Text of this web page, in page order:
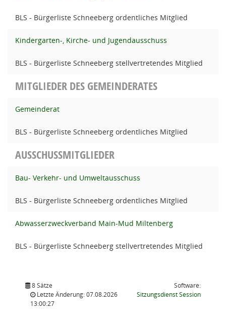
BLS - Bürgerliste Schneeberg ordentliches Mitglied
Kindergarten-, Kirche- und Jugendausschuss
BLS - Bürgerliste Schneeberg stellvertretendes Mitglied
MITGLIEDER DES GEMEINDERATES
Gemeinderat
BLS - Bürgerliste Schneeberg ordentliches Mitglied
AUSSCHUSSMITGLIEDER
Bau- Verkehr- und Umweltausschuss
BLS - Bürgerliste Schneeberg ordentliches Mitglied
Abwasserzweckverband Main-Mud Miltenberg
BLS - Bürgerliste Schneeberg stellvertretendes Mitglied
8 Sätze
Letzte Änderung: 07.08.2026
13:00:27
Software:
SitzungsdienstSession(Wird in